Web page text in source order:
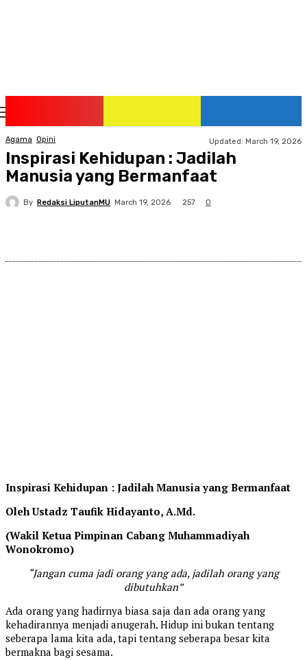
Agama Opini Updated: March 19, 2026
Inspirasi Kehidupan : Jadilah
Manusia yang Bermanfaat
By Redaksi LiputanMU March 19, 2026 257 0
Inspirasi Kehidupan : Jadilah Manusia yang Bermanfaat
Oleh Ustadz Taufik Hidayanto, A.Md.
(Wakil Ketua Pimpinan Cabang Muhammadiyah
Wonokromo)
“Jangan cuma jadi orang yang ada, jadilah orang yang
dibutuhkan”
Ada orang yang hadirnya biasa saja dan ada orang yang
kehadirannya menjadi anugerah. Hidup ini bukan tentang
seberapa lama kita ada, tapi tentang seberapa besar kita
bermakna bagi sesama.